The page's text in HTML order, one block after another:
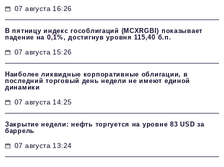
07 августа 16:26
В пятницу индекс гособлигаций (MCXRGBI) показывает
падение на 0,1%, достигнув уровня 115,40 б.п.
07 августа 15:26
Наиболее ликвидные корпоративные облигации, в
последний торговый день недели не имеют единой
динамики
07 августа 14:25
Закрытие недели: нефть торгуется на уровне 83 USD за
баррель
07 августа 13:24